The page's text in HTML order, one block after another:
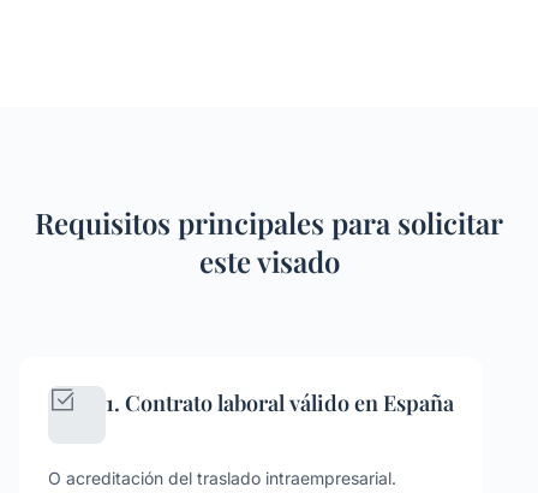
Requisitos principales para solicitar
este visado
1. Contrato laboral válido en España
O acreditación del traslado intraempresarial.